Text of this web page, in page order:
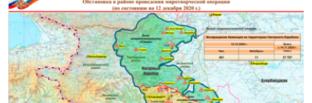
поиску
СЕВЕР.РЕАЛИИ
СИБИРЬ.РЕАЛИИ
РАСПИСАНИЕ ВЕЩАНИЯ
ПОДПИШИТЕСЬ НА РАССЫЛКУ